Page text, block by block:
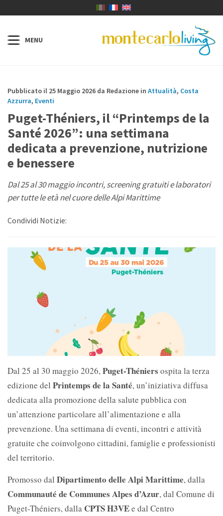
Pubblicato il 25 Maggio 2026 da Redazione in Attualità, Costa
Azzurra, Eventi
Puget-Théniers, il “Printemps de la
Santé 2026”: una settimana
dedicata a prevenzione, nutrizione
e benessere
Dal 25 al 30 maggio incontri, screening gratuiti e laboratori
per tutte le età nel cuore delle Alpi Marittime
Condividi Notizie:
Dal 25 al 30 maggio 2026, Puget-Théniers ospita la terza
edizione del Printemps de la Santé, un’iniziativa diffusa
dedicata alla promozione della salute pubblica con
un’attenzione particolare all’alimentazione e alla
prevenzione. Una settimana di eventi, incontri e attività
gratuite che coinvolgono cittadini, famiglie e professionisti
del territorio.
Promosso dal Dipartimento delle Alpi Marittime, dalla
Communauté de Communes Alpes d’Azur, dal Comune di
Puget-Théniers, dalla CPTS H3VEe dal Centro